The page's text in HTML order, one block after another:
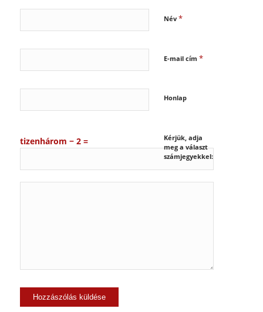
Név *
E-mail cím *
Honlap
Kérjük, adja
meg a választ
számjegyekkel:
tizenhárom − 2 =